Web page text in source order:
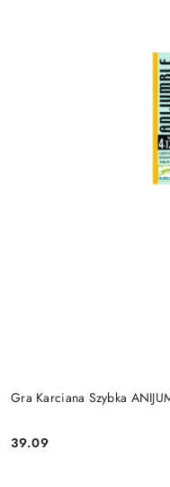
Gra Karciana Szybka
Cena:
39.09